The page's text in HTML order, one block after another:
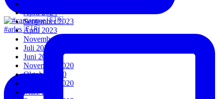
#arles 🇫🇷
April 2024
September 2023
April 2023
November 2022
Juli 2022
Juni 2022
November 2020
Oktober 2020
September 2020
März 2020